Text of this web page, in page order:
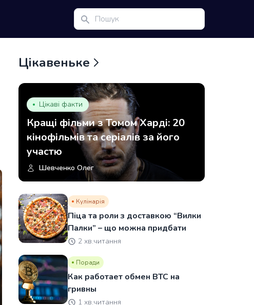
Цікавеньке
Цікаві факти
Кращі фільми з Томом Харді: 20
кінофільмів та серіалів за його
участю
Шевченко Олег
Кулінарія
Піца та роли з доставкою “Вилки
Палки” – що можна придбати
2 хв.читання
Поради
Как работает обмен BTC на
гривны
1 хв.читання